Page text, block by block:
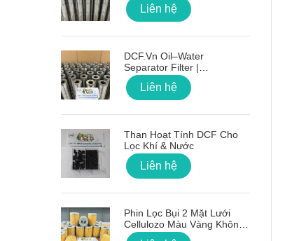
Liên hệ
DCF.vn Oil–Water
Separator Filter |
PTFE/Teflon‑Coated
Stainless Steel
Liên hệ
Than Hoạt Tính DCF Cho
Lọc Khí & Nước
Liên hệ
Phin Lọc Bụi 2 Mặt Lưới
Cellulozo Màu Vàng Không
Ron